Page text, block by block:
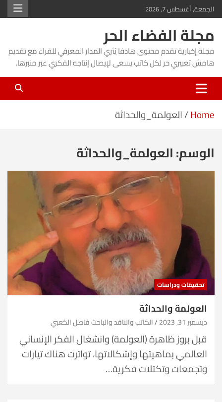
Skip
to
content
الجمعة, أغسطس 7, 2026
مجلة الفضاء الحر
مجلة إخبارية تقدم محتوى هادفا يُثري المدار المعرفي للقراء مع تقديم
هامش تعبيري حر لكل كاتب يسعى لإيصال إنتاجه الفكري عبر منبرها.
Home العولمة_والحداثة
الوسم:العولمة_والحداثة
تحقيقات ودراسات
العولمة والحداثة
ديسمبر 31, 2023 الكاتب والناقد والباحث فاضل الكعبي
قبل بروز ظاهرة (العولمة) وانشغال الفكر الإنساني
العالمي بماهيتها وإشكالاتها، تواترت هناك تيارات
وتجمعات وتكتلات فكرية…